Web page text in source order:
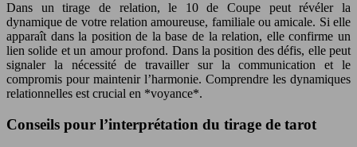
Dans un tirage de relation, le 10 de Coupe peut révéler la
dynamique de votre relation amoureuse, familiale ou amicale. Si elle
apparaît dans la position de la base de la relation, elle confirme un
lien solide et un amour profond. Dans la position des défis, elle peut
signaler la nécessité de travailler sur la communication et le
compromis pour maintenir l’harmonie. Comprendre les dynamiques
relationnelles est crucial en *voyance*.
Conseils pour l’interprétation du tirage de tarot